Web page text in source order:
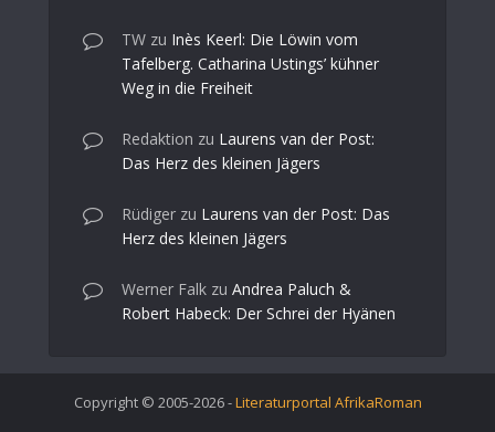
TW zu Inès Keerl: Die Löwin vom
Tafelberg. Catharina Ustings’ kühner
Weg in die Freiheit
Redaktion zu Laurens van der Post:
Das Herz des kleinen Jägers
Rüdiger zu Laurens van der Post: Das
Herz des kleinen Jägers
Werner Falk zu Andrea Paluch &
Robert Habeck: Der Schrei der Hyänen
Copyright © 2005-2026 -Literaturportal AfrikaRoman